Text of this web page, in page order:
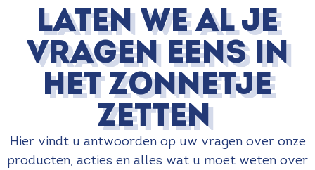
laten we al je
vragen eens in
het zonnetje
zetten
Hier vindt u antwoorden op uw vragen over onze
producten, acties en alles wat u moet weten over